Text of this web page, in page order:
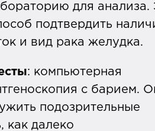
для анализа.
подтвердить
и вид рака желудка.
: компьютерная
с барием.
подозрительные
как далеко